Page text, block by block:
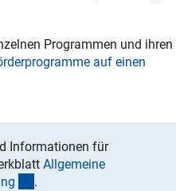
Programmen und ihren
auf einen
Informationen für
Allgemeine
g (interner Link)
.